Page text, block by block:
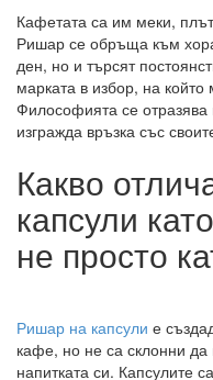
Кафетата са им меки,
Ришар се обръща към
ден, но и търсят
марката в избор, на
Философията се отразява
изгражда връзка със
Какво
капсули
не просто
Ришар на капсули е
кафе, но не са склонни да
напитката си. Капсулите